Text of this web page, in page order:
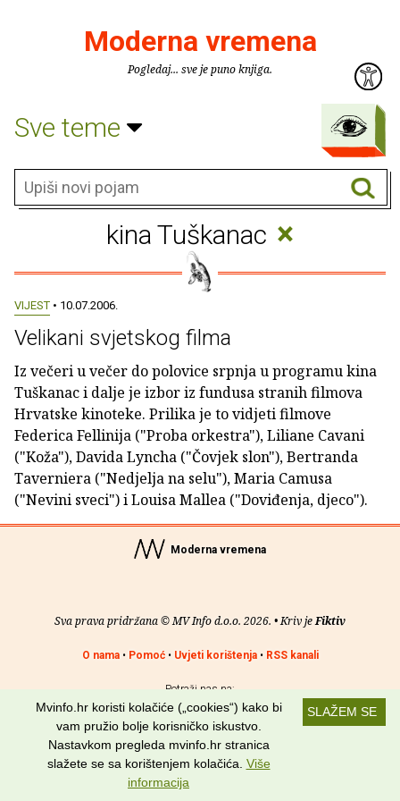
Moderna vremena
Pogledaj... sve je puno knjiga.
Sve teme
kina Tuškanac ×
VIJEST • 10.07.2006.
Velikani svjetskog filma
Iz večeri u večer do polovice srpnja u programu kina
Tuškanac i dalje je izbor iz fundusa stranih filmova
Hrvatske kinoteke. Prilika je to vidjeti filmove
Federica Fellinija ("Proba orkestra"), Liliane Cavani
("Koža"), Davida Lyncha ("Čovjek slon"), Bertranda
Taverniera ("Nedjelja na selu"), Maria Camusa
("Nevini sveci") i Louisa Mallea ("Doviđenja, djeco").
Moderna vremena
Sva prava pridržana © MV Info d.o.o. 2026. • Kriv jeFiktiv
O nama• Pomoć• Uvjeti korištenja• RSS kanali
Potraži nas na:
SLAŽEM SE
Mvinfo.hr koristi kolačiće („cookies“) kako bi
vam pružio bolje korisničko iskustvo.
Nastavkom pregleda mvinfo.hr stranica
slažete se sa korištenjem kolačića. Više
informacija